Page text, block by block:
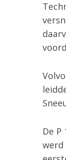
De
werd